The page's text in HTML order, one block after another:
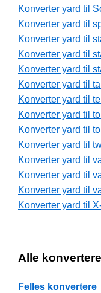
Konverter yard til
Konverter yard til
Konverter yard til
Konverter yard til
Konverter yard til
Konverter yard til
Konverter yard til
Konverter yard til
Konverter yard til
Konverter yard til
Konverter yard til
Konverter yard til
Konverter yard til
Konverter yard til
Alle konvertere
Felles konvertere